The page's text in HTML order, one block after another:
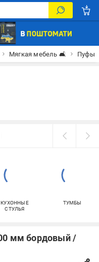
Мягкая мебель 🛋 Пуфы
КУХОННЫЕ
СТУЛЬЯ
ТУМБЫ
мм бордовый /